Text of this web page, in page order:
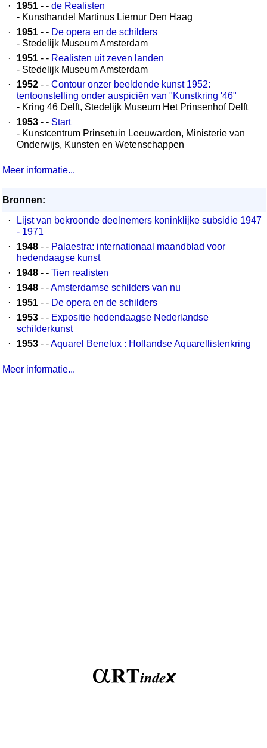
· 1951 - - de Realisten
- Kunsthandel Martinus Liernur Den Haag
·
1951 - - De opera en de schilders
- Stedelijk Museum Amsterdam
·
1951 - - Realisten uit zeven landen
- Stedelijk Museum Amsterdam
·
1952 - - Contour onzer beeldende kunst 1952:
tentoonstelling onder auspiciën van "Kunstkring '46"
- Kring 46 Delft, Stedelijk Museum Het Prinsenhof Delft
·
1953 - - Start
- Kunstcentrum Prinsetuin Leeuwarden, Ministerie van
Onderwijs, Kunsten en Wetenschappen
Meer informatie...
Bronnen:
·
Lijst van bekroonde deelnemers koninklijke subsidie 1947
- 1971
·
1948 - - Palaestra: internationaal maandblad voor
hedendaagse kunst
·
1948 - - Tien realisten
·
1948 - -Amsterdamse schilders van nu
·
1951 - - De opera en de schilders
·
1953 - - Expositie hedendaagse Nederlandse
schilderkunst
·
1953 - -Aquarel Benelux : Hollandse Aquarellistenkring
Meer informatie...